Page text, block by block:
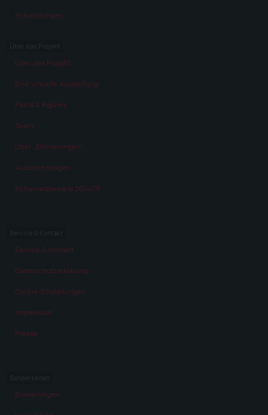
Entwicklungen
Über das Projekt
Eine virtuelle Ausstellung
Facts & Figures
Team
Über „Erinnerungen“
Auszeichnungen
Schulwettbewerb 2014/15
Service & Kontakt
Datenschutzerklärung
Cookie-Einstellungen
Impressum
Presse
Erinnerungen